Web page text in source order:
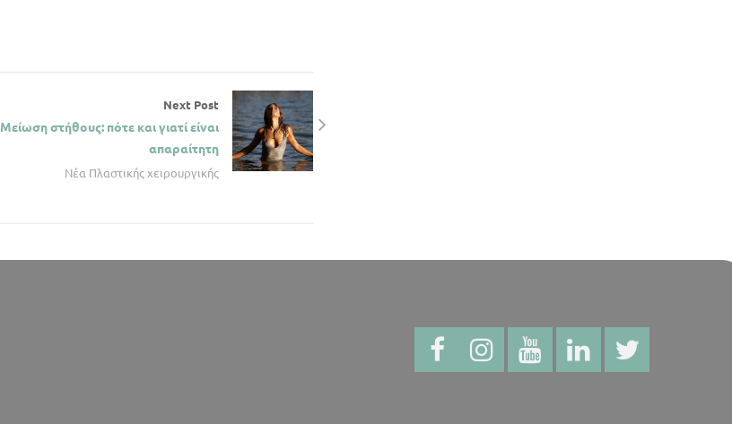
Next Post
Μείωση στήθους: πότε και γιατί είναι
απαραίτητη
Νέα Πλαστικής χειρουργικής